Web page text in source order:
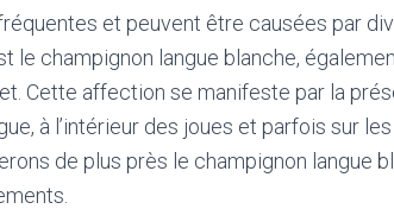
et peuvent être causées par
le champignon langue blanche,
Cette affection se manifeste par la
à l’intérieur des joues et parfois sur
de plus près le champignon langue